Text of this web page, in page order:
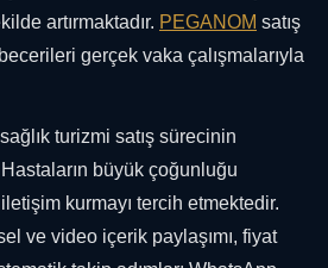
artırmaktadır. PEGANOM satış
gerçek vaka çalışmalarıyla
turizmi satış sürecinin
büyük çoğunluğu
kurmayı tercih etmektedir.
ve video içerik paylaşımı, fiyat